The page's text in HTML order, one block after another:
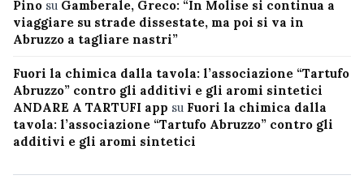
Pino su Gamberale, Greco: “In Molise si continua a
viaggiare su strade dissestate, ma poi si va in
Abruzzo a tagliare nastri”
Fuori la chimica dalla tavola: l’associazione “Tartufo
Abruzzo” contro gli additivi e gli aromi sintetici
ANDARE A TARTUFI app su Fuori la chimica dalla
tavola: l’associazione “Tartufo Abruzzo” contro gli
additivi e gli aromi sintetici